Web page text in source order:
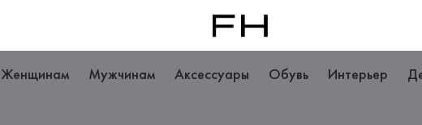
Женщинам Мужчинам Аксессуары Обувь Интерьер